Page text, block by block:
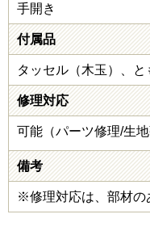
手開き
付属品
タッセル（木玉）、と
修理対応
可能（パーツ修理/生地
備考
※修理対応は、部材の